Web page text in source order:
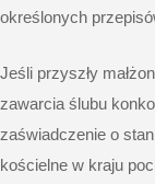
określonych
Jeśli przyszły
zawarcia ślubu
zaświadczenie o
kościelne w kraju